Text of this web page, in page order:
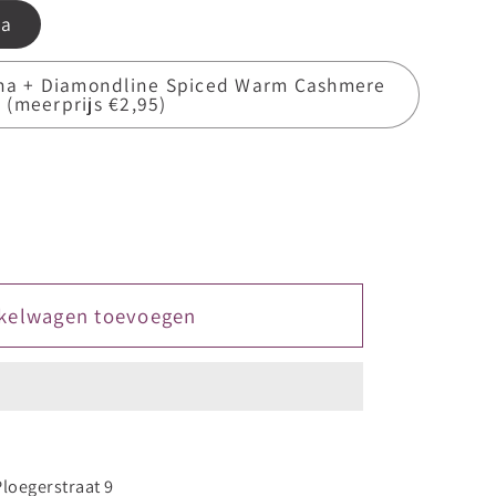
+ Diamondline Spiced Warm Cashmere
(meerprijs €2,95)
toevoegen
9